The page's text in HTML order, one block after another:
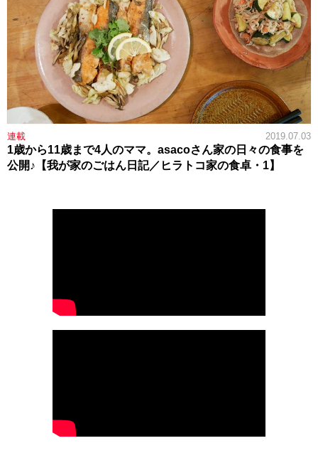
連載 2019.07.03
1歳から11歳まで4人のママ。asacoさん家の日々の食事を
公開♪【我が家のごはん日記／ヒラトコ家の食卓・1】